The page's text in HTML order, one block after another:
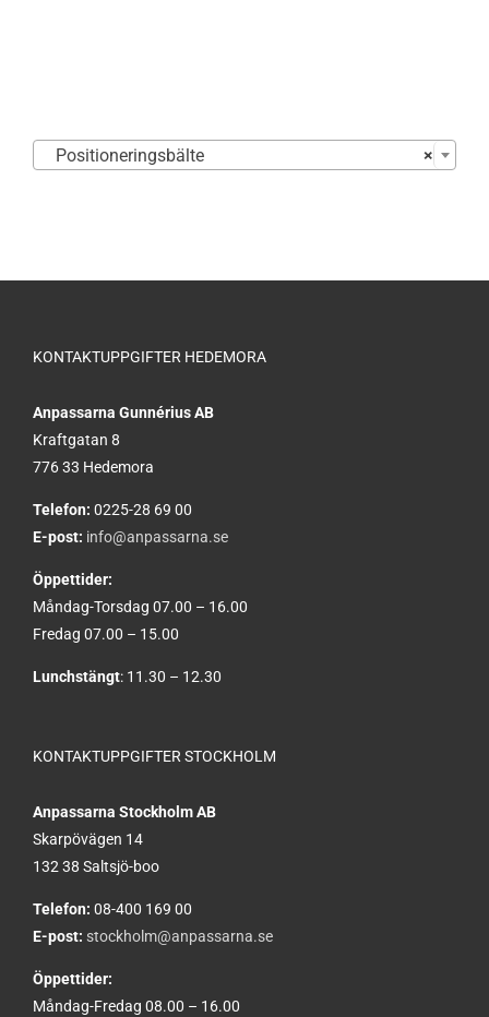
×
Positioneringsbälte
KONTAKTUPPGIFTER HEDEMORA
Anpassarna Gunnérius AB
Kraftgatan 8
776 33 Hedemora
Telefon: 0225-28 69 00
E-post: info@anpassarna.se
Öppettider:
Måndag-Torsdag 07.00 – 16.00
Fredag 07.00 – 15.00
Lunchstängt: 11.30 – 12.30
KONTAKTUPPGIFTER STOCKHOLM
Anpassarna Stockholm AB
Skarpövägen 14
132 38 Saltsjö-boo
Telefon: 08-400 169 00
E-post: stockholm@anpassarna.se
Öppettider:
Måndag-Fredag 08.00 – 16.00